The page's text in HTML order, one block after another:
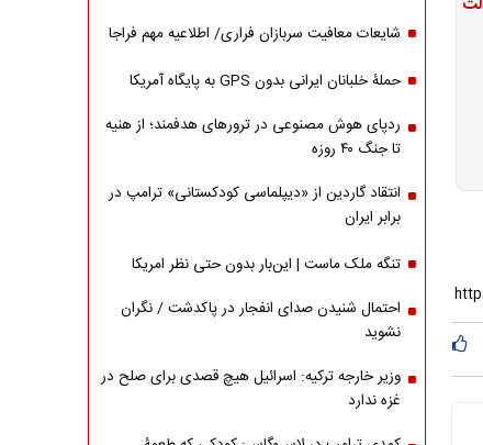
شایعات معافیت سربازان فراری/ اطلاعیه مهم فراجا
حملۀ خلبانان ایرانی بدون GPS به پایگاه آمریکا
ردپای هوش مصنوعی در ترورهای هدفمند؛ از هنیه
تا جنگ ۴۰ روزه
انتقاد گاردین از «دیپلماسی کودکستانی» ترامپ در
برابر ایران
تنگه ملک ماست | این‌بار بدون حتی نظر امریکا
احتمال شنیدن صدای انفجار در پاکدشت / نگران
نشوید
وزیر خارجه ترکیه: اسرائیل هیچ قصدی برای صلح در
غزه ندارد